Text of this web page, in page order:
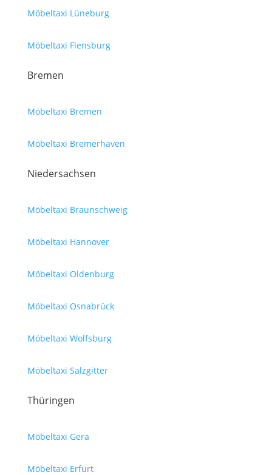
Möbeltaxi Lüneburg
Möbeltaxi Flensburg
Bremen
Möbeltaxi Bremen
Möbeltaxi Bremerhaven
Niedersachsen
Möbeltaxi Braunschweig
Möbeltaxi Hannover
Möbeltaxi Oldenburg
Möbeltaxi Osnabrück
Möbeltaxi Wolfsburg
Möbeltaxi Salzgitter
Thüringen
Möbeltaxi Gera
Möbeltaxi Erfurt